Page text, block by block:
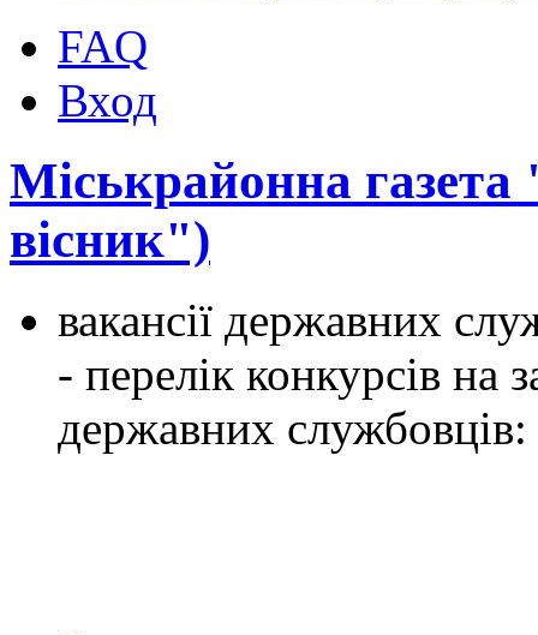
FAQ
Вход
Міськрайонна
вісник")
вакансії державних
- перелік конкурсів на
державних службовців: